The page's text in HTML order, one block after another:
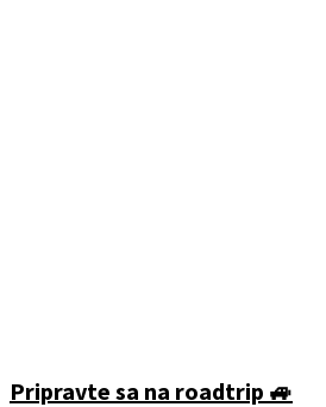
Pripravte sa na roadtrip 🚙